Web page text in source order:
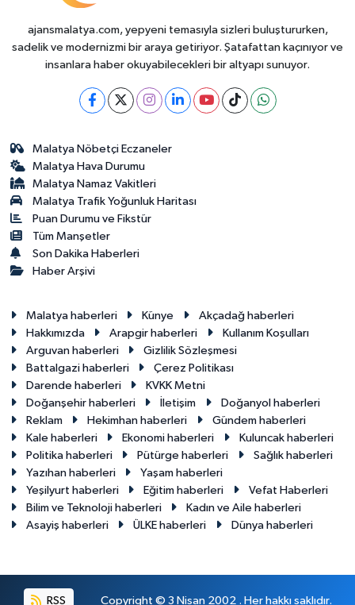
ajansmalatya.com, yepyeni temasıyla sizleri buluştururken,
sadelik ve modernizmi bir araya getiriyor. Şatafattan kaçınıyor ve
insanlara haber okuyabilecekleri bir altyapı sunuyor.
Malatya Nöbetçi Eczaneler
Malatya Hava Durumu
Malatya Namaz Vakitleri
Malatya Trafik Yoğunluk Haritası
Puan Durumu ve Fikstür
Tüm Manşetler
Son Dakika Haberleri
Haber Arşivi
Malatya haberleri Künye
Akçadağ haberleri
Hakkımızda
Arapgir haberleri
Kullanım Koşulları
Arguvan haberleri
Gizlilik Sözleşmesi
Battalgazi haberleri
Çerez Politikası
Darende haberleri
KVKK Metni
Doğanşehir haberleri
İletişim
Doğanyol haberleri
Reklam
Hekimhan haberleri
Gündem haberleri
Kale haberleri
Ekonomi haberleri
Kuluncak haberleri
Politika haberleri
Pütürge haberleri
Sağlık haberleri
Yazıhan haberleri
Yaşam haberleri
Yeşilyurt haberleri
Eğitim haberleri
Vefat Haberleri
Bilim ve Teknoloji haberleri
Kadın ve Aile haberleri
Asayiş haberleri
ÜLKE haberleri Dünya haberleri
RSS Copyright © 3 Nisan 2002 . Her hakkı saklıdır.